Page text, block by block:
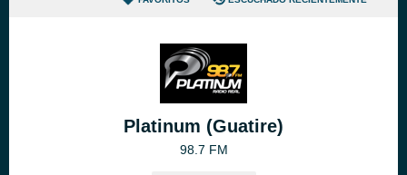
Platinum (Guatire)
98.7 FM